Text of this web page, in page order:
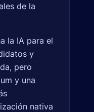
de la
la IA para el
y
pero
y una
nativa